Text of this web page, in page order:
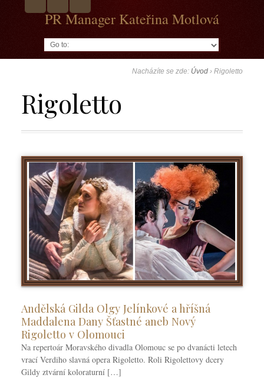
PR Manager Kateřina Motlová
Nacházíte se zde: Úvod ›Rigoletto
Rigoletto
Andělská Gilda Olgy Jelínkové a hříšná
Maddalena Dany Šťastné aneb Nový
Rigoletto v Olomouci
Na repertoár Moravského divadla Olomouc se po dvanácti letech
vrací Verdiho slavná opera Rigoletto. Roli Rigolettovy dcery
Gildy ztvární koloraturní […]